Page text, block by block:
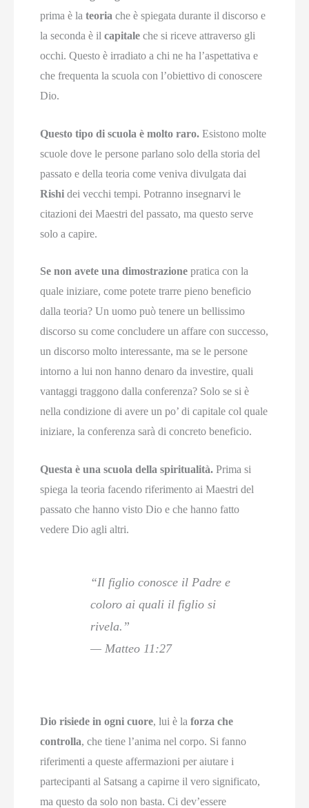
prima è lateoria che è spiegata durante il discorso e
la seconda è ilcapitale che si riceve attraverso gli
occhi. Questo è irradiato a chi ne ha l’aspettativa e
che frequenta la scuola con l’obiettivo di conoscere
Dio.
Questo tipo di scuola è molto raro. Esistono molte
scuole dove le persone parlano solo della storia del
passato e della teoria come veniva divulgata dai
Rishi dei vecchi tempi. Potranno insegnarvi le
citazioni dei Maestri del passato, ma questo serve
solo a capire.
Se non avete una dimostrazione pratica con la
quale iniziare, come potete trarre pieno beneficio
dalla teoria? Un uomo può tenere un bellissimo
discorso su come concludere un affare con successo,
un discorso molto interessante, ma se le persone
intorno a lui non hanno denaro da investire, quali
vantaggi traggono dalla conferenza? Solo se si è
nella condizione di avere un po’ di capitale col quale
iniziare, la conferenza sarà di concreto beneficio.
Questa è una scuola della spiritualità. Prima si
spiega la teoria facendo riferimento ai Maestri del
passato che hanno visto Dio e che hanno fatto
vedere Dio agli altri.
“Il figlio conosce il Padre e
coloro ai quali il figlio si
rivela.”
— Matteo 11:27
Dio risiede in ogni cuore, lui è laforza che
controlla, che tiene l’anima nel corpo. Si fanno
riferimenti a queste affermazioni per aiutare i
partecipanti al Satsang a capirne il vero significato,
ma questo da solo non basta. Ci dev’essere